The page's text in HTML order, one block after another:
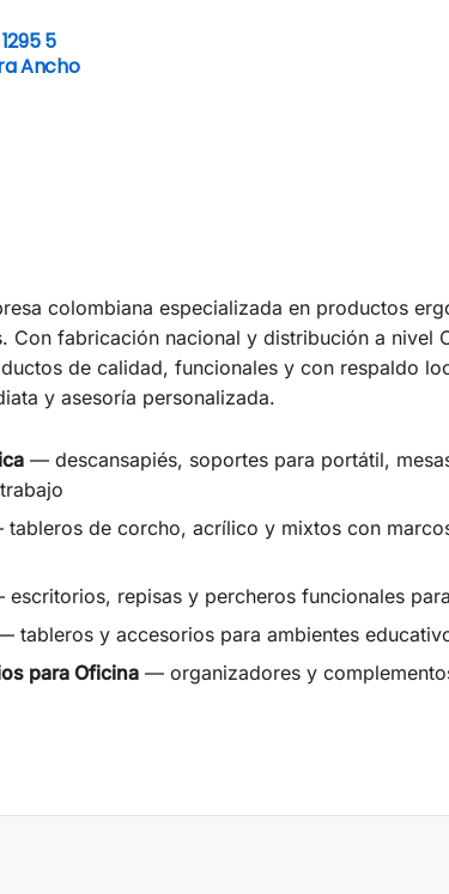
5
Ancho
colombiana especializada en productos
Con fabricación nacional y distribución a
de calidad, funcionales y con respaldo
y asesoría personalizada.
— descansapiés, soportes para portátil,
de corcho, acrílico y mixtos con
repisas y percheros funcionales
tableros y accesorios para ambientes
para Oficina— organizadores y